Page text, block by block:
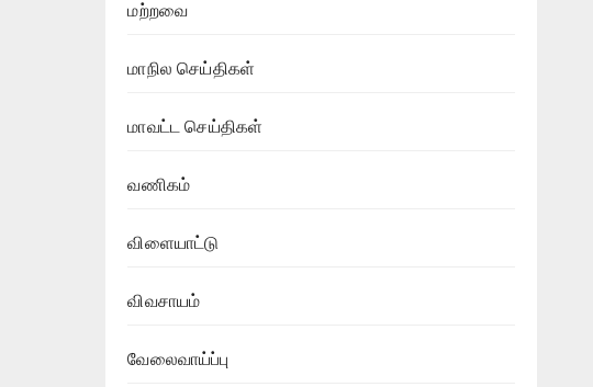
மற்றவை
மாநில செய்திகள்
மாவட்ட செய்திகள்
வணிகம்
விளையாட்டு
விவசாயம்
வேலைவாய்ப்பு